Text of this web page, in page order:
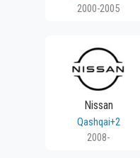
2000-2005
Nissan
Qashqai+2
2008-